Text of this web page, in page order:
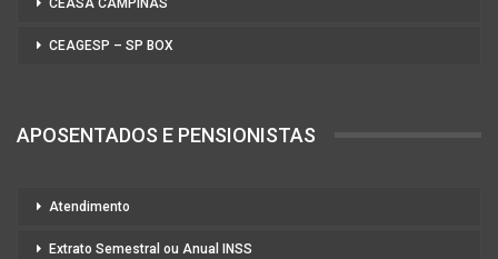
CEAGESP – SP BOX
APOSENTADOS E PENSIONISTAS
Atendimento
Extrato Semestral ou Anual INSS